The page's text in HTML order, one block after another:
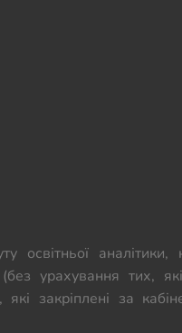
аналітики,
урахування тих,
які закріплені за